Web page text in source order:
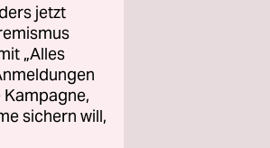
jetzt
„Alles
Kampagne,
sichern will,